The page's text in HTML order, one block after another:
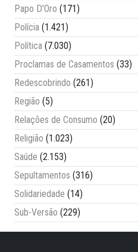
Papo D'Oro (171)
Polícia (1.421)
Política (7.030)
Proclamas de Casamentos (33)
Redescobrindo (261)
Região (5)
Relações de Consumo (20)
Religião (1.023)
Saúde (2.153)
Sepultamentos (316)
Solidariedade (14)
Sub-Versão (229)